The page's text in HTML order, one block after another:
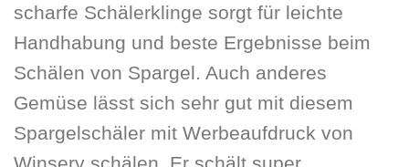
scharfe Schälerklinge sorgt für leichte
Handhabung und beste Ergebnisse beim
Schälen von Spargel. Auch anderes
Gemüse lässt sich sehr gut mit diesem
Spargelschäler mit Werbeaufdruck von
Winserv schälen. Er schält super